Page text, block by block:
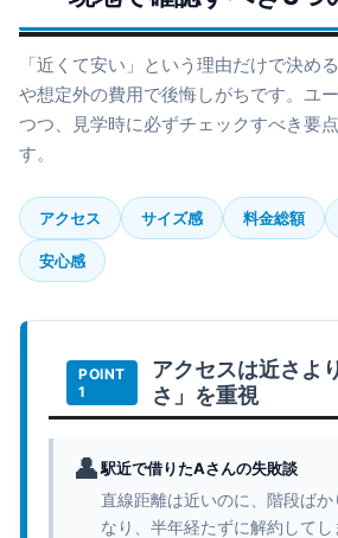
「近くて安い」という理由だけで決め
や想定外の費用で後悔しがちです。ユ
つつ、見学時に必ずチェックすべき要
す。
アクセス サイズ感 料金総額
安心感
アクセスは近さよ
さ」を重視
👤駅近で借りたAさんの失敗談
直線距離は近いのに、階段ばか
なり、半年経たずに解約してし